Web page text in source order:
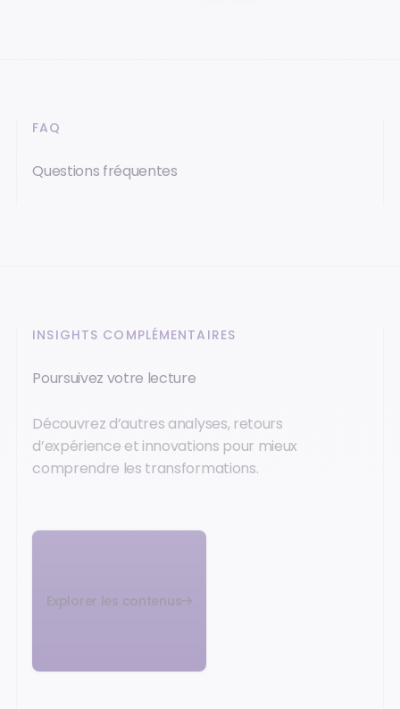
FAQ
Questions fréquentes
INSIGHTS COMPLÉMENTAIRES
Poursuivez votre lecture
Découvrez d’autres analyses, retours
d’expérience et innovations pour mieux
comprendre les transformations.
Explorer les contenus